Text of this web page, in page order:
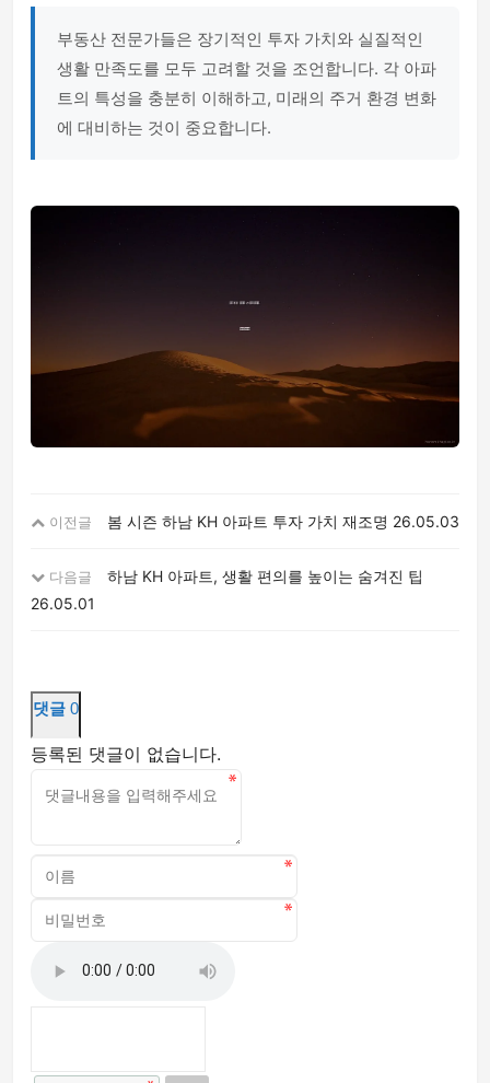
부동산 전문가들은 장기적인 투자 가치와 실질적인
생활 만족도를 모두 고려할 것을 조언합니다. 각 아파
트의 특성을 충분히 이해하고, 미래의 주거 환경 변화
에 대비하는 것이 중요합니다.
이전글 봄 시즌 하남 KH 아파트 투자 가치 재조명 26.05.03
다음글
하남 KH 아파트, 생활 편의를 높이는 숨겨진 팁
26.05.01
댓글 0
등록된 댓글이 없습니다.